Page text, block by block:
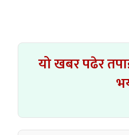
यो खबर पढेर